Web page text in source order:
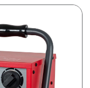
btw excl. btw